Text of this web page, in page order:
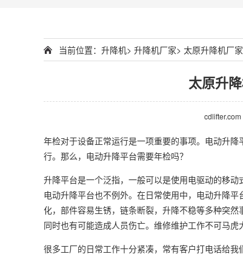
当前位置： 升降机> 升降机厂家> 太原升降机厂家
太原升
cdlifter.com
年检对于设备正常运行是一项重要的事项。电动升
行。那么，电动升降平台需要年检吗？
升降平台是一个泛指，一般可以是使用电驱动的移动
电动升降平台也不例外。在日常使用中，电动升降
化，部件容易生锈，链条断裂，升降不稳等多种突
同时也有可能造成人员伤亡。维修维护工作不可马虎
很多工厂的日常工作十分紧凑，常有客户打电话给